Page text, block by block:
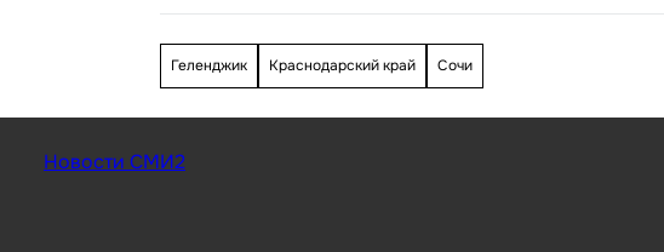
Геленджик Краснодарский край Сочи
Новости СМИ2